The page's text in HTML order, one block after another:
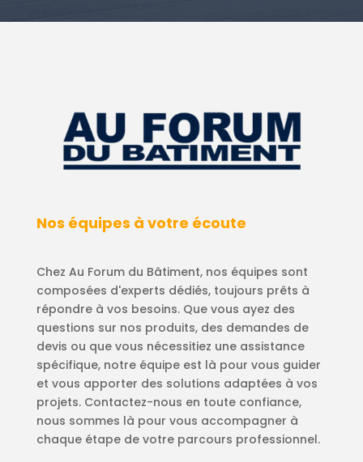
Nos équipes à votre écoute
Chez Au Forum du Bâtiment, nos équipes sont
composées d'experts dédiés, toujours prêts à
répondre à vos besoins. Que vous ayez des
questions sur nos produits, des demandes de
devis ou que vous nécessitiez une assistance
spécifique, notre équipe est là pour vous guider
et vous apporter des solutions adaptées à vos
projets. Contactez-nous en toute confiance,
nous sommes là pour vous accompagner à
chaque étape de votre parcours professionnel.